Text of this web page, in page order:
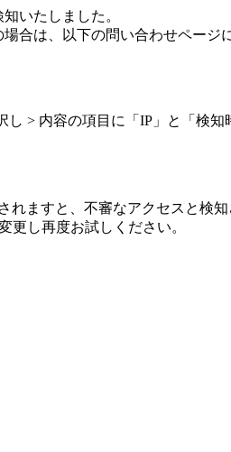
いたしました。
合は、以下の問い合わせページ
> 内容の項目に「IP」と「検
ますと、不審なアクセスと検知
更し再度お試しください。